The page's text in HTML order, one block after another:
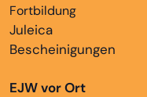
Fortbildung
Juleica
Bescheinigungen
EJW vor Ort